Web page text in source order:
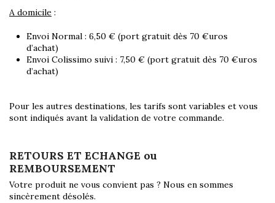
A domicile :
Envoi Normal : 6,50 € (port gratuit dès 70 €uros
d’achat)
Envoi Colissimo suivi : 7,50 € (port gratuit dès 70 €uros
d’achat)
Pour les autres destinations, les tarifs sont variables et vous
sont indiqués avant la validation de votre commande.
RETOURS ET ECHANGE ou
REMBOURSEMENT
Votre produit ne vous convient pas ? Nous en sommes
sincèrement désolés.